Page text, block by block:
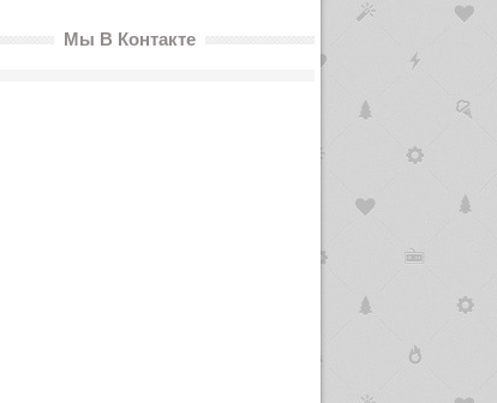
Мы В Контакте